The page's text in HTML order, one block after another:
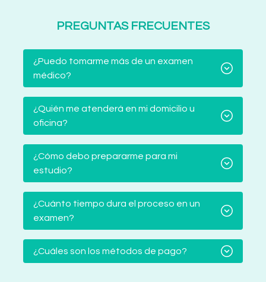
PREGUNTAS FRECUENTES
¿Puedo tomarme más de un examen
médico?
¿Quién me atenderá en mi domicilio u
oficina?
¿Cómo debo prepararme para mi
estudio?
¿Cuánto tiempo dura el proceso en un
examen?
¿Cuáles son los métodos de pago?